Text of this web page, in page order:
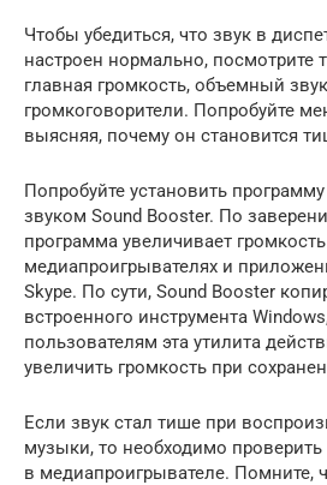
Чтобы убедиться, что звук в
настроен нормально, посмотрите
главная громкость, объемный
громкоговорители. Попробуйте
выясняя, почему он становится
Попробуйте установить
звуком Sound Booster. По
программа увеличивает громкость
медиапроигрывателях и
Skype. По сути, Sound Booster
встроенного инструмента
пользователям эта утилита
увеличить громкость при
Если звук стал тише при
музыки, то необходимо проверить
в медиапроигрывателе. Помните,